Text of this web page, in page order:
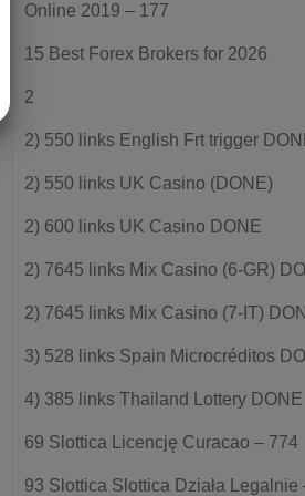
Online 2019 – 177
15 Best Forex Brokers for 2026
2
2) 550 links English Frt trigger
2) 550 links UK Casino (DONE)
2) 600 links UK Casino DONE
2) 7645 links Mix Casino (6-GR)
2) 7645 links Mix Casino (7-IT)
3) 528 links Spain Microcréditos
4) 385 links Thailand Lottery DONE
69 Slottica Licencję Curacao – 774
93 Slottica Slottica Działa Legalnie